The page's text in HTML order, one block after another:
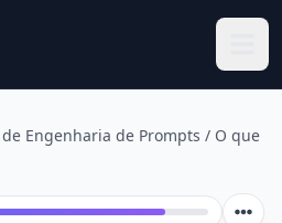
Engenharia de Prompts / O que